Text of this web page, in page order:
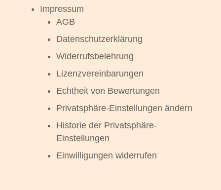
Impressum
AGB
Datenschutzerklärung
Widerrufsbelehrung
Lizenzvereinbarungen
Echtheit von Bewertungen
Privatsphäre-Einstellungen ändern
Historie der Privatsphäre-
Einstellungen
Einwilligungen widerrufen